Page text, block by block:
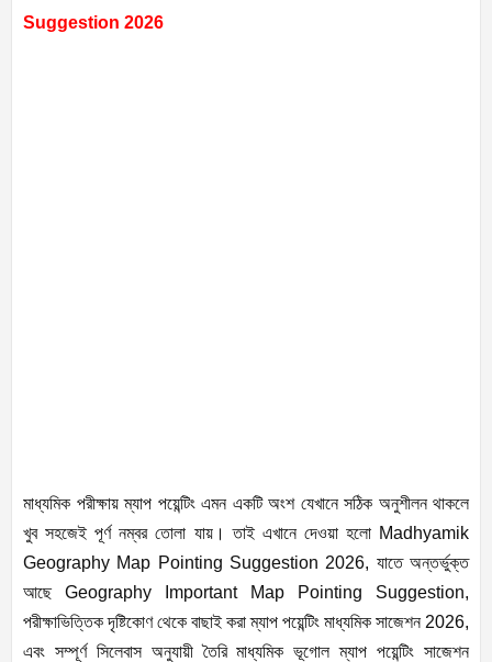
Suggestion 2026
মাধ্যমিক পরীক্ষায় ম্যাপ পয়েন্টিং এমন একটি অংশ যেখানে সঠিক অনুশীলন থাকলে
খুব সহজেই পূর্ণ নম্বর তোলা যায়। তাই এখানে দেওয়া হলো Madhyamik
Geography Map Pointing Suggestion 2026, যাতে অন্তর্ভুক্ত
আছে Geography Important Map Pointing Suggestion,
পরীক্ষাভিত্তিক দৃষ্টিকোণ থেকে বাছাই করা ম্যাপ পয়েন্টিং মাধ্যমিক সাজেশন 2026,
এবং সম্পূর্ণ সিলেবাস অনুযায়ী তৈরি মাধ্যমিক ভূগোল ম্যাপ পয়েন্টিং সাজেশন